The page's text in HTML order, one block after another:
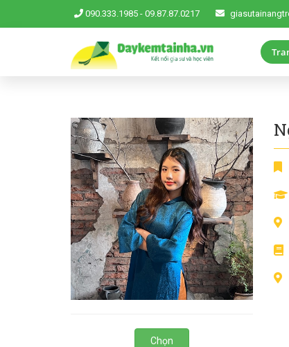
090.333.1985 - 09.87.87.0217
Chọn